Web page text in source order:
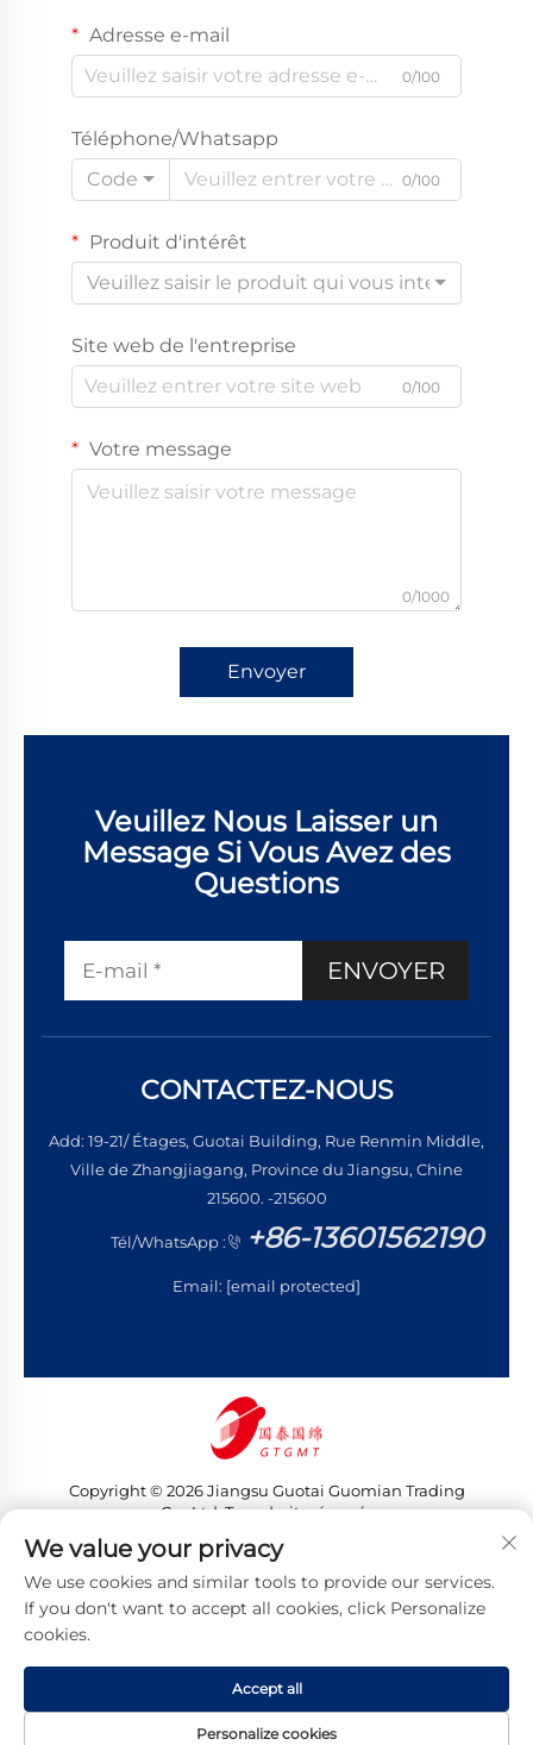
Adresse e-mail
0/100
Téléphone/Whatsapp
Code
0/100
Produit d'intérêt
Veuillez saisir le produit qui vous intéresse
Site web de l'entreprise
0/100
Votre message
0/1000
Envoyer
Veuillez Nous Laisser un
Message Si Vous Avez des
Questions
ENVOYER
CONTACTEZ-NOUS
Add: 19-21/ Étages, Guotai Building, Rue Renmin Middle,
Ville de Zhangjiagang, Province du Jiangsu, Chine
215600. -215600
Tél/WhatsApp : +86-13601562190
Email: [email protected]
Copyright © 2026 Jiangsu Guotai Guomian Trading
Co., Ltd. Tous droits réservés
Politique de confidentialité
We value your privacy
We use cookies and similar tools to provide our services.
If you don't want to accept all cookies, click Personalize
cookies.
Personalize cookies
Accept all